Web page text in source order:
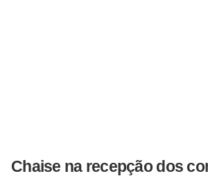
Chaise na recepção dos